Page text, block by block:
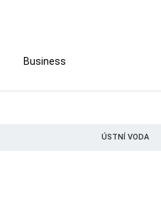
Business
ÚSTNÍ VODA